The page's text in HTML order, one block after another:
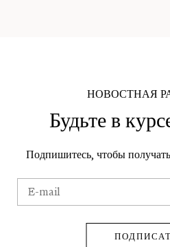
НОВОСТНАЯ
Будьте в
Подпишитесь, чтобы